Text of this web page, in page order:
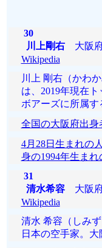
30
川上剛右大阪府
Wikipedia
川上 剛右（かわ
は、2019年現在
ボアーズに所属す
全国の大阪府出身
4月28日生まれの人
身の1994年生まれ
31
清水希容大阪府
Wikipedia
清水 希容（しみず
日本の空手家。大